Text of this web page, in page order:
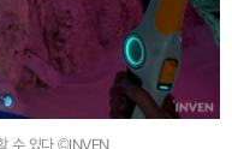
수 있다 ©INVEN